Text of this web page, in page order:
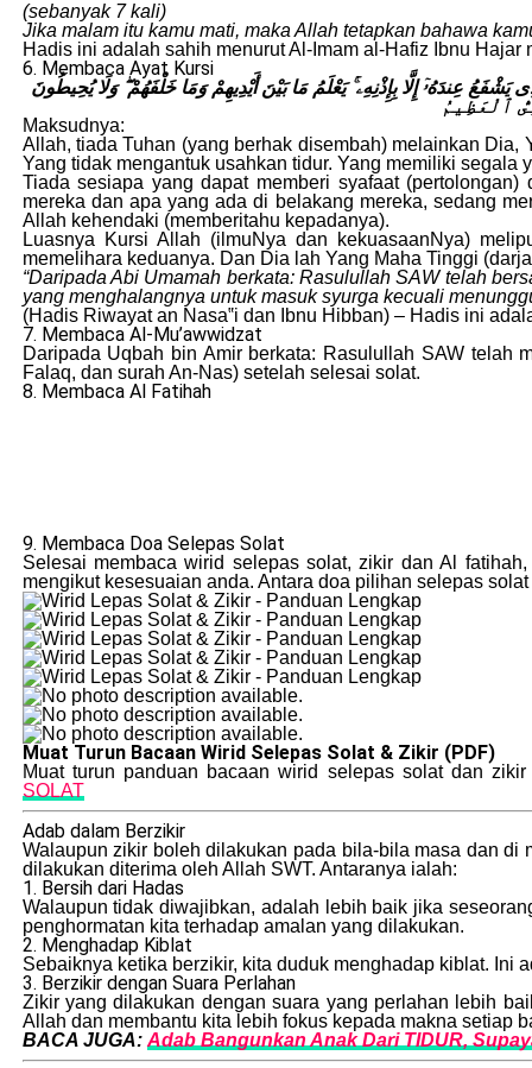
(sebanyak 7 kali)
Jika malam itu kamu mati, maka Allah tetapkan bahawa
Hadis ini adalah sahih menurut Al-Imam al-Hafiz Ibnu
6. Membaca Ayat Kursi
يَشْفَعُ عِندَهُۥٓ إِلَّا بِإِذْنِهِۦ ۚ يَعْلَمُ مَا بَيْنَ أَيْدِيهِمْ وَمَا خَلْفَهُمْ ۖ وَلَا يُحِيطُونَ
ٱلْعَظِيمُ
Maksudnya:
Allah, tiada Tuhan (yang berhak disembah) melainkan
Yang tidak mengantuk usahkan tidur. Yang memiliki
Tiada sesiapa yang dapat memberi syafaat
mereka dan apa yang ada di belakang mereka, sedang
Allah kehendaki (memberitahu kepadanya).
Luasnya Kursi Allah (ilmuNya dan kekuasaanNya)
memelihara keduanya. Dan Dia lah Yang Maha Tinggi
“Daripada Abi Umamah berkata: Rasulullah SAW telah
yang menghalangnya untuk masuk syurga kecuali
(Hadis Riwayat an Nasa‟i dan Ibnu Hibban) – Hadis ini
7. Membaca Al-Mu’awwidzat
Daripada Uqbah bin Amir berkata: Rasulullah SAW telah
Falaq, dan surah An-Nas) setelah selesai solat.
8. Membaca Al Fatihah
9. Membaca Doa Selepas Solat
Selesai membaca wirid selepas solat, zikir dan Al
mengikut kesesuaian anda. Antara doa pilihan selepas
Muat Turun Bacaan Wirid Selepas Solat & Zikir (PDF)
Muat turun panduan bacaan wirid selepas solat dan
SOLAT
Adab dalam Berzikir
Walaupun zikir boleh dilakukan pada bila-bila masa dan di
dilakukan diterima oleh Allah SWT. Antaranya ialah:
1. Bersih dari Hadas
Walaupun tidak diwajibkan, adalah lebih baik jika
penghormatan kita terhadap amalan yang dilakukan.
2. Menghadap Kiblat
Sebaiknya ketika berzikir, kita duduk menghadap kiblat. Ini
3. Berzikir dengan Suara Perlahan
Zikir yang dilakukan dengan suara yang perlahan lebih
Allah dan membantu kita lebih fokus kepada makna setiap
BACA JUGA: Adab Bangunkan Anak Dari TIDUR,